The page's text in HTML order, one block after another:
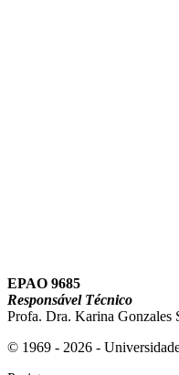
EPAO 9685
Responsável Técnico
Profa. Dra. Karina Gonzales
© 1969 - 2026 -